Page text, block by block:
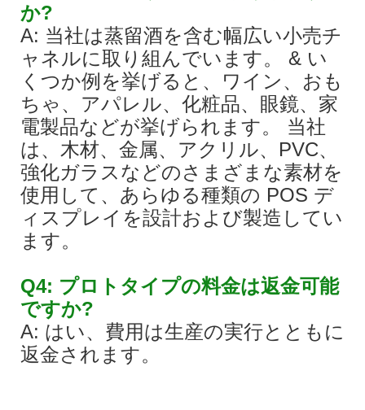
か?
A: 当社は蒸留酒を含む幅広い小売チ
ャネルに取り組んでいます。 & い
くつか例を挙げると、ワイン、おも
ちゃ、アパレル、化粧品、眼鏡、家
電製品などが挙げられます。 当社
は、木材、金属、アクリル、PVC、
強化ガラスなどのさまざまな素材を
使用して、あらゆる種類の POS デ
ィスプレイを設計および製造してい
ます。
Q4: プロトタイプの料金は返金可能
ですか?
A: はい、費用は生産の実行とともに
返金されます。